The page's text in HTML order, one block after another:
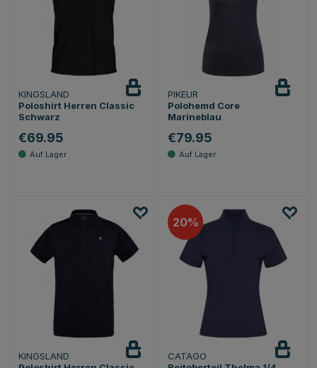
KINGSLAND
Poloshirt Herren Classic
Schwarz
€69.95
PIKEUR
Polohemd Core
Marineblau
€79.95
KINGSLAND
20
CATAGO